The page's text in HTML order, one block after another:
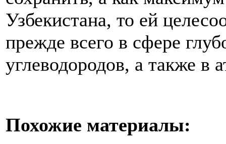
Узбекистана, то ей
прежде всего в сфере
углеводородов, а также в
Похожие материалы: